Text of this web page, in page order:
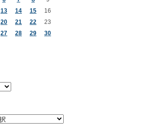
13 14 15
16
20 21 22
23
27 28 29
30